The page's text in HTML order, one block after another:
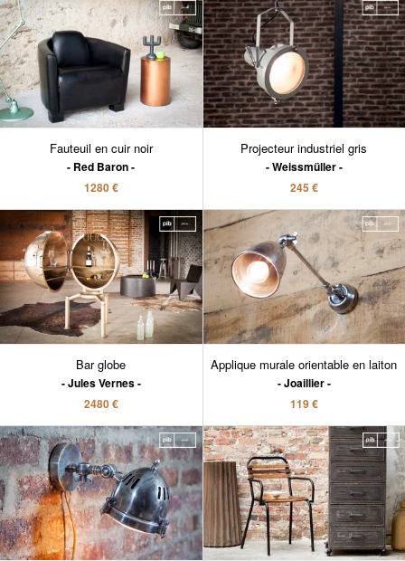
Fauteuil en cuir noir
Red Baron
1280 €
Projecteur industriel gris
Weissmüller
245 €
Bar globe
Jules Vernes
2480 €
Applique murale orientable en laiton
Joaillier
119 €